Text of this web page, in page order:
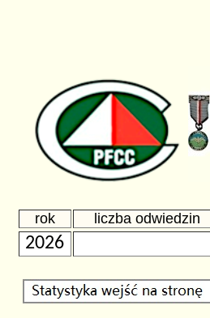
rok liczba odwiedzin
2026